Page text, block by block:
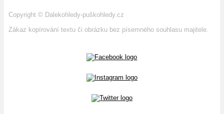
Copyright © Dalekohledy-puškohledy.cz
Zákaz kopírování textu či obrázku bez písemného souhlasu majitele.